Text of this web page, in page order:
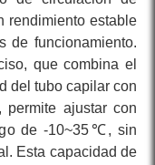
rendimiento estable
de funcionamiento.
que combina el
del tubo capilar con
permite ajustar con
de -10~35℃, sin
Esta capacidad de